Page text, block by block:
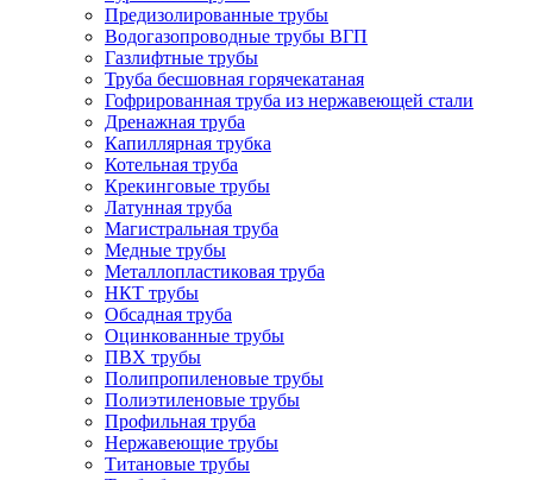
Предизолированные трубы
Водогазопроводные трубы ВГП
Газлифтные трубы
Труба бесшовная горячекатаная
Гофрированная труба из нержавеющей стали
Дренажная труба
Капиллярная трубка
Котельная труба
Крекинговые трубы
Латунная труба
Магистральная труба
Медные трубы
Металлопластиковая труба
НКТ трубы
Обсадная труба
Оцинкованные трубы
ПВХ трубы
Полипропиленовые трубы
Полиэтиленовые трубы
Профильная труба
Нержавеющие трубы
Титановые трубы